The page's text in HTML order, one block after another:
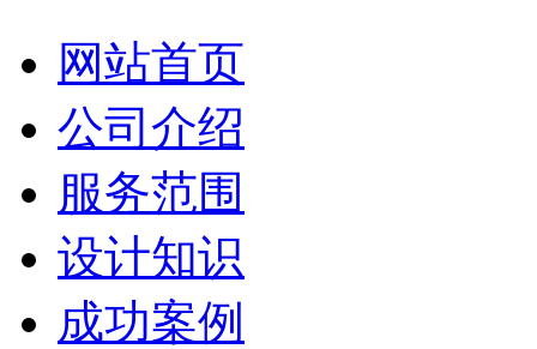
网站首页
公司介绍
服务范围
设计知识
成功案例